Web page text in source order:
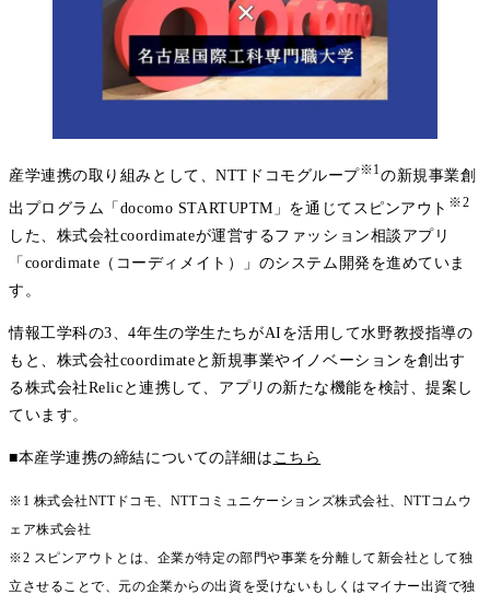
産学連携の取り組みとして、NTTドコモグループ※1の新規事業創
出プログラム「docomo STARTUPTM」を通じてスピンアウト ※2
した、株式会社coordimateが運営するファッション相談アプリ
「coordimate（コーディメイト）」のシステム開発を進めていま
す。
情報工学科の3、4年生の学生たちがAIを活用して水野教授指導の
もと、株式会社coordimateと新規事業やイノベーションを創出す
る株式会社Relicと連携して、アプリの新たな機能を検討、提案し
ています。
■本産学連携の締結についての詳細は こちら
※1 株式会社NTTドコモ、NTTコミュニケーションズ株式会社、NTTコムウ
ェア株式会社
※2 スピンアウトとは、企業が特定の部門や事業を分離して新会社として独
立させることで、元の企業からの出資を受けないもしくはマイナー出資で独